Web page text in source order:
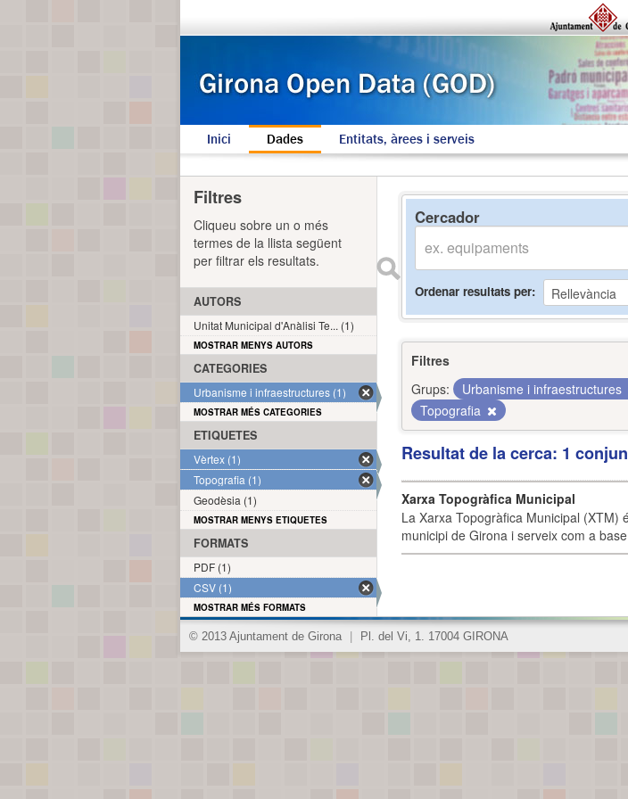
Inici Dades Entitats, àrees i serveis
Cercador
Ordenar resultats per
Filtres
Grups:
Urbanisme i infraestructures
Topografia
Resultat de la cerca: 1
Xarxa Topogràfica Municipal
La Xarxa Topogràfica Municipal (XTM)
municipi de Girona i serveix com a
Filtres
Cliqueu sobre un o més
termes de la llista següent
per filtrar els resultats.
AUTORS
Unitat Municipal d'Anàlisi Te... (1)
MOSTRAR MENYS AUTORS
CATEGORIES
Urbanisme i infraestructures (1)
MOSTRAR MÉS CATEGORIES
ETIQUETES
Vèrtex (1)
Topografia (1)
Geodèsia (1)
MOSTRAR MENYS ETIQUETES
FORMATS
PDF (1)
CSV (1)
MOSTRAR MÉS FORMATS
© 2013 Ajuntament de Girona Pl. del Vi, 1. 17004 GIRONA